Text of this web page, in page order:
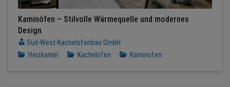
Kaminöfen – Stilvolle Wärmequelle und modernes
Design
Süd-West-Kachelofenbau GmbH
Heizkamin
Kachelofen Kaminofen